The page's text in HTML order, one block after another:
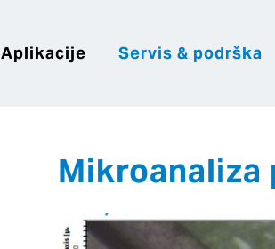
Aplikacije Servis & podrška
Mikroanaliza